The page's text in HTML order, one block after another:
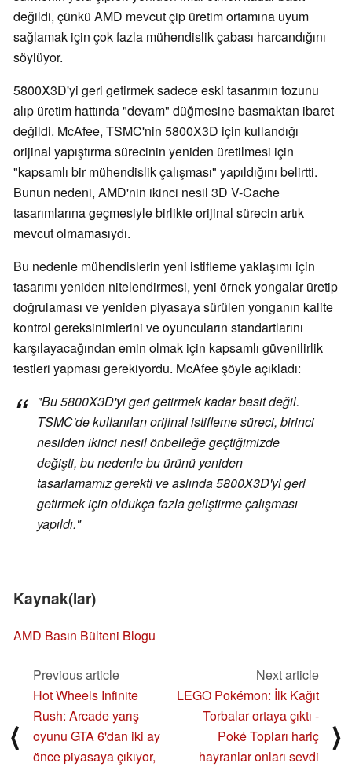
değildi, çünkü AMD mevcut çip üretim ortamına uyum
sağlamak için çok fazla mühendislik çabası harcandığını
söylüyor.
5800X3D'yi geri getirmek sadece eski tasarımın tozunu
alıp üretim hattında "devam" düğmesine basmaktan ibaret
değildi. McAfee, TSMC'nin 5800X3D için kullandığı
orijinal yapıştırma sürecinin yeniden üretilmesi için
"kapsamlı bir mühendislik çalışması" yapıldığını belirtti.
Bunun nedeni, AMD'nin ikinci nesil 3D V-Cache
tasarımlarına geçmesiyle birlikte orijinal sürecin artık
mevcut olmamasıydı.
Bu nedenle mühendislerin yeni istifleme yaklaşımı için
tasarımı yeniden nitelendirmesi, yeni örnek yongalar üretip
doğrulaması ve yeniden piyasaya sürülen yonganın kalite
kontrol gereksinimlerini ve oyuncuların standartlarını
karşılayacağından emin olmak için kapsamlı güvenilirlik
testleri yapması gerekiyordu. McAfee şöyle açıkladı:
"Bu 5800X3D'yi geri getirmek kadar basit değil.
TSMC'de kullanılan orijinal istifleme süreci, birinci
nesilden ikinci nesil önbelleğe geçtiğimizde
değişti, bu nedenle bu ürünü yeniden
tasarlamamız gerekti ve aslında 5800X3D'yi geri
getirmek için oldukça fazla geliştirme çalışması
yapıldı."
Kaynak(lar)
AMD Basın Bülteni Blogu
⟨
Previous article
Hot Wheels Infinite
Rush: Arcade yarış
oyunu GTA 6'dan iki ay
önce piyasaya çıkıyor,
Next article
LEGO Pokémon: İlk Kağıt
Torbalar ortaya çıktı -
Poké Topları hariç
hayranlar onları sevdi
⟩